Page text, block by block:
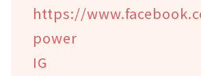
https://
power
IG